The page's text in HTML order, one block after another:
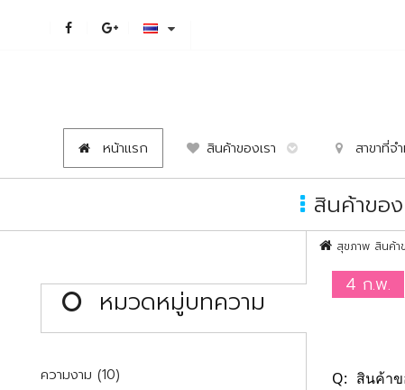
หน้าแรก สินค้าของเรา สาขาที่จ
สินค้าขอ
สุขภาพ สินค้า
หมวดหมู่บทความ
ความงาม (10)
4 ก.พ.
Q: สินค้าข